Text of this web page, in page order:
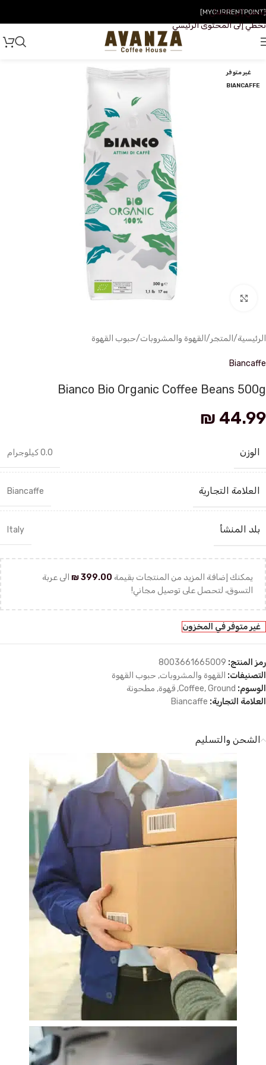
تخطي إلى التنقل
تخطي إلى المحتوى الرئيسي
[MYCURRENTPOINT]
غير متوفر
BIANCAFFE
الرئيسية/ المتجر/ القهوة والمشروبات/حبوب القهوة
Biancaffe
Bianco Bio Organic Coffee Beans 500g
₪ 44.99
الوزن 0.0 كيلوجرام
العلامة التجارية Biancaffe
بلد المنشأ Italy
يمكنك إضافة المزيد من المنتجات بقيمة ₪399.00
الى عربة
التسوق، لتحصل على توصيل مجاني!
غير متوفر في المخزون
رمز المنتج: 8003661665009
التصنيفات: القهوة والمشروبات, حبوب القهوة
الوسوم:
Coffee,Ground
, قهوة, مطحونة
العلامة التجارية: Biancaffe
الشحن والتسليم